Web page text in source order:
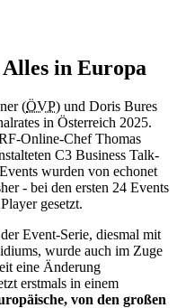
in Europa
(ÖVP) und Doris Bures
in Österreich 2025.
Online-Chef Thomas
C3 Business Talk-
wurden von echonet
- bei den ersten 24 Events
gesetzt.
Event-Serie, diesmal mit
wurde auch im Zuge
eine Änderung
erstmals in einem
von den großen